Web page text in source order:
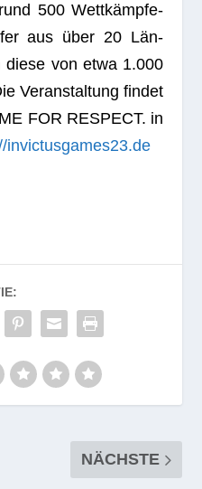
500 Wett­kämp­fe­
aus über 20 Län­
diese von etwa 1.000
Ver­an­stal­tung fin­det
FOR RESPECT. in
invictusgames23.de
NÄCHSTE